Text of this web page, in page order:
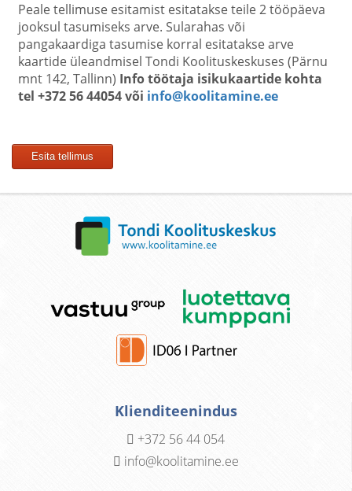
Peale tellimuse esitamist esitatakse teile 2 tööpäeva
jooksul tasumiseks arve. Sularahas või
pangakaardiga tasumise korral esitatakse arve
kaartide üleandmisel Tondi Koolituskeskuses (Pärnu
mnt 142, Tallinn) Info töötaja isikukaartide kohta
tel +372 56 44054 või info@koolitamine.ee
Klienditeenindus
+372 56 44 054
info@koolitamine.ee